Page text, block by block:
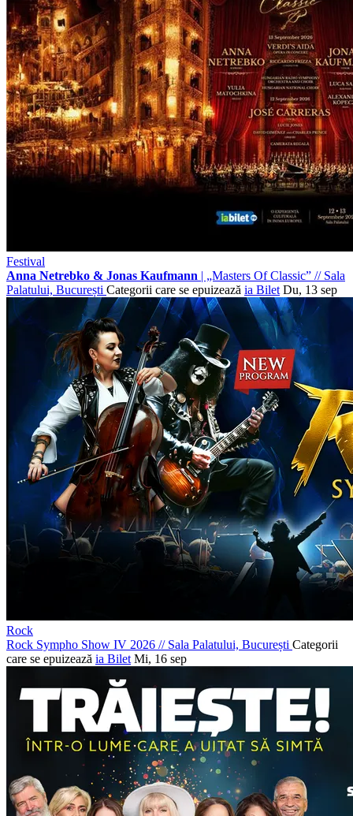
Festival
Anna Netrebko & Jonas Kaufmann | „Masters Of Classic” //Sala
Palatului, București Categorii care se epuizează ia Bilet Du, 13 sep
Rock
Rock Sympho Show IV 2026 //Sala Palatului, București Categorii
care se epuizează ia Bilet Mi, 16 sep